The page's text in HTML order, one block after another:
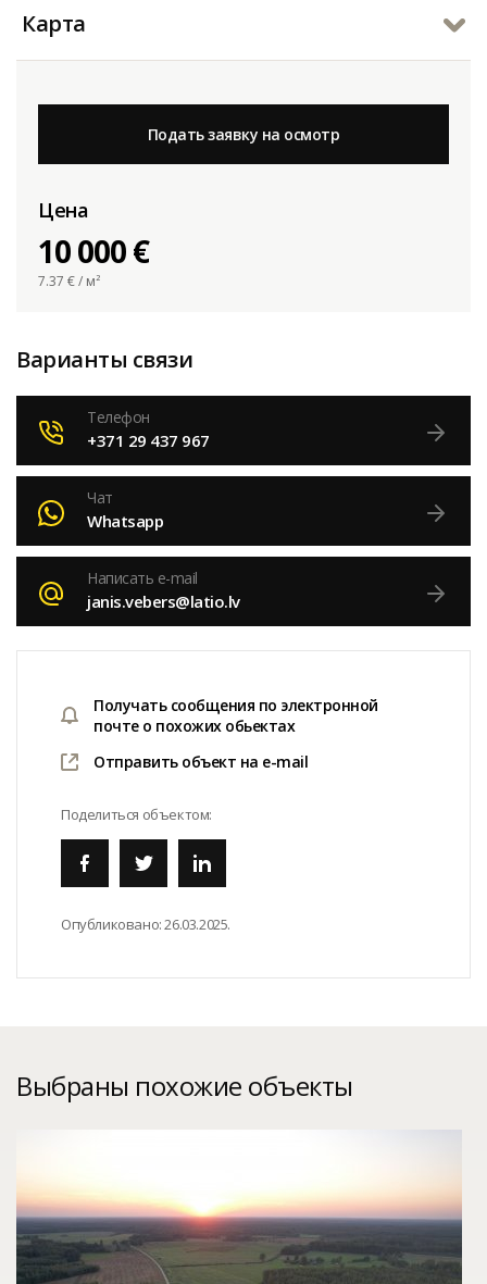
Карта
Подать заявку на осмотр
Цена
10 000 €
7.37 € / м²
Варианты связи
Телефон
+371 29 437 967
Чат
Whatsapp
Написать e-mail
janis.vebers@latio.lv
Получать сообщения по электронной
почте о похожих обьектах
Отправить объект на e-mail
Поделиться объектом:
Опубликовано:26.03.2025.
Выбраны похожие объекты